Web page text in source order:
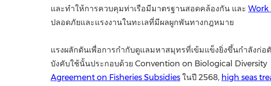
และทำให้การควบคุมท่าเรือมีมาตรฐานสอดคล้องกัน และ Work
ปลอดภัยและแรงงานในทะเลที่มีผลผูกพันทางกฎหมาย
แรงผลักดันเพื่อการกำกับดูแลมหาสมุทรที่เข้มแข็งยิ่งขึ้นกำลังก่
บังคับใช้นั้นประกอบด้วย Convention on Biological Diversity
Agreement on Fisheries Subsidies ในปี 2568, high seas